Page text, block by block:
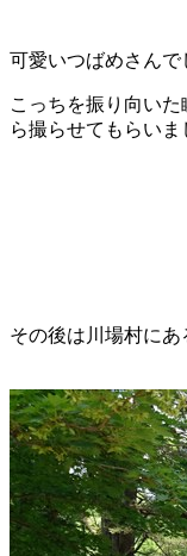
可愛いつばめさんで
こっちを振り向い
ら撮らせてもらいま
その後は川場村にあ